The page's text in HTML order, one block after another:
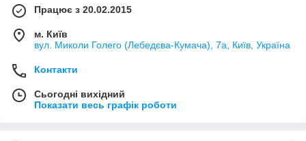
Працює з 20.02.2015
м. Київ
вул. Миколи Голего (Лебедєва-Кумача), 7а, Київ, Україна
Контакти
Сьогодні вихідний
Показати весь графік роботи